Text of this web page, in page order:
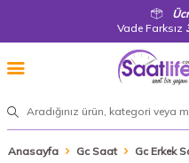
Vade Farksız
Anasayfa Gc Saat Gc Erkek